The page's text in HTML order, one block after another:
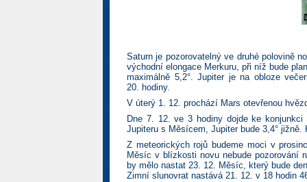
Saturn je pozorovatelný ve druhé polovině
východní elongace Merkuru, při níž bude
maximálně 5,2°. Jupiter je na obloze
20. hodiny.
V úterý 1. 12. prochází Mars otevřenou
Dne 7. 12. ve 3 hodiny dojde ke
Jupiteru s Měsícem, Jupiter bude 3,4°
Z meteorických rojů budeme moci v
Měsíc v blízkosti novu nebude pozorování
by mělo nastat 23. 12. Měsíc, který bude
Zimní slunovrat nastává 21. 12. v 18 hodin